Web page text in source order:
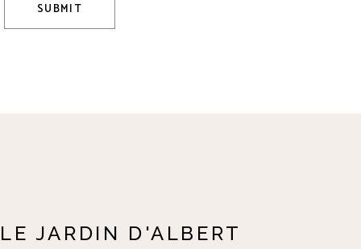
SUBMIT
LE JARDIN D'ALBERT